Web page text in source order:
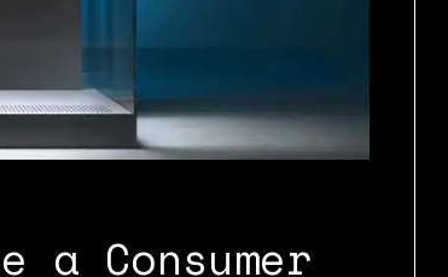
a Consumer